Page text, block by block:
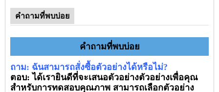
คำถามที่พบบ่อย
คำถามที่พบบ่อย
ถาม: ฉันสามารถสั่งซื้อตัวอย่างได้หรือไม่?
ตอบ: ได้เรายินดีที่จะเสนอตัวอย่างตัวอย่างเพื่อคุณ
สำหรับการทดสอบคุณภาพ สามารถเลือกตัวอย่าง